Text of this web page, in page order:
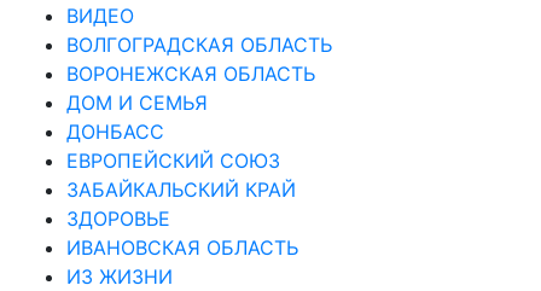
ВИДЕО
ВОЛГОГРАДСКАЯ ОБЛАСТЬ
ВОРОНЕЖСКАЯ ОБЛАСТЬ
ДОМ И СЕМЬЯ
ДОНБАСС
ЕВРОПЕЙСКИЙ СОЮЗ
ЗАБАЙКАЛЬСКИЙ КРАЙ
ЗДОРОВЬЕ
ИВАНОВСКАЯ ОБЛАСТЬ
ИЗ ЖИЗНИ